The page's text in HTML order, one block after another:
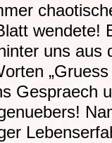
wendete!
uns aus
Gespraech